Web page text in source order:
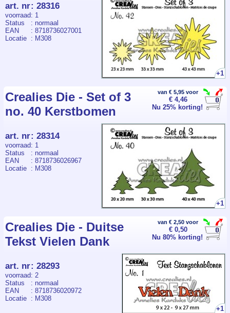
+1
art. nr: 28316
voorraad: 1
Status
: normaal
EAN
: 8718736027001
Locatie : M308
van € 5,95 voor
€ 4,46
Nu 25% korting!
Crealies Die - Set of 3
no. 40 Kerstbomen
+1
art. nr: 28314
voorraad: 1
Status
: normaal
EAN
: 8718736026967
Locatie : M308
van € 2,50 voor
€ 0,50
Nu 80% korting!
Crealies Die - Duitse
Tekst Vielen Dank
+1
art. nr: 28293
voorraad: 2
Status
: normaal
EAN
: 8718736020972
Locatie : M308